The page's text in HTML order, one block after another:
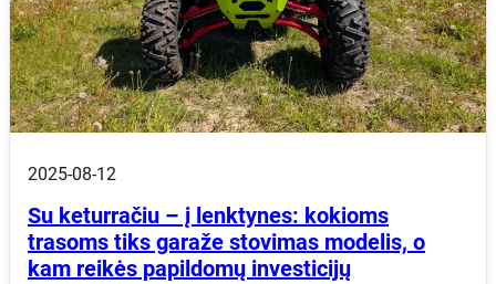
2025-08-12
Su keturračiu – į lenktynes: kokioms
trasoms tiks garaže stovimas modelis, o
kam reikės papildomų investicijų